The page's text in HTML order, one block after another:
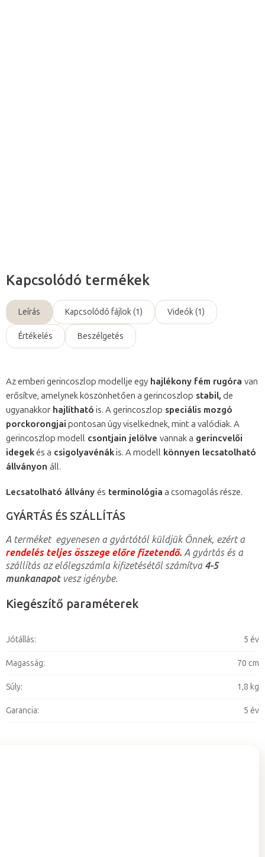
Kapcsolódó termékek
Leírás Kapcsolódó fájlok (1) Videók (1)
Értékelés Beszélgetés
Az emberi gerincoszlop modellje egy hajlékony fém rugóra van
erősítve, amelynek köszönhetően a gerincoszlop stabil, de
ugyanakkor hajlítható is. A gerincoszlop speciális mozgó
porckorongjai pontosan úgy viselkednek, mint a valódiak. A
gerincoszlop modell csontjain jelölve vannak a gerincvelői
idegekés a csigolyavénákis. A modell könnyen lecsatolható
állványon áll.
Lecsatolható állvány és terminológia a csomagolás része.
GYÁRTÁS ÉS SZÁLLÍTÁS
A terméket egyenesen a gyártótól küldjük Önnek, ezért a
rendelés teljes összege előre fizetendő. A gyártás és a
szállítás az előlegszámla kifizetésétől számítva 4-5
munkanapot vesz igénybe.
Kiegészítő paraméterek
Jótállás: 5 év
Magasság: 70 cm
Súly: 1,8 kg
Garancia: 5 év